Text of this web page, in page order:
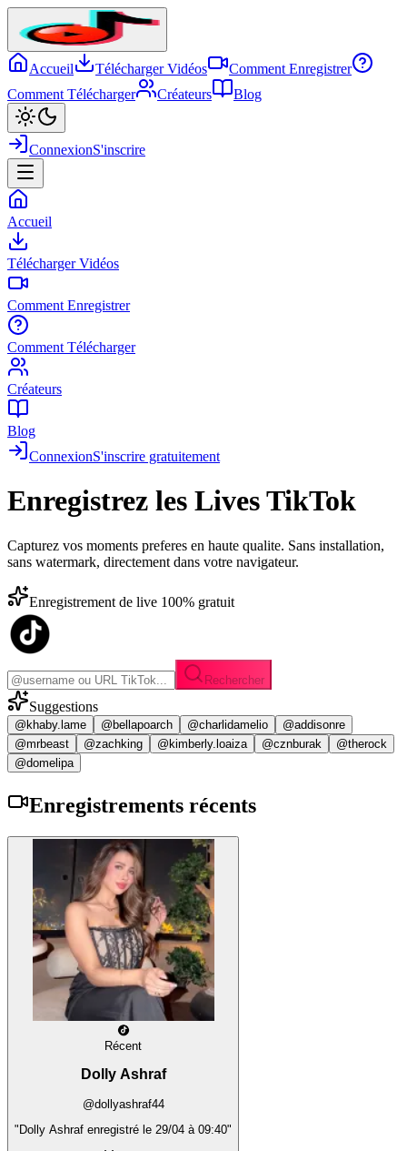
Accueil Télécharger Vidéos
Comment Enregistrer
Comment Télécharger
Créateurs Blog
ConnexionS'inscrire
Accueil
Télécharger Vidéos
Comment Enregistrer
Comment Télécharger
Créateurs
Blog
ConnexionS'inscrire gratuitement
Enregistrez les Lives TikTok
Capturez vos moments preferes en haute qualite. Sans installation,
sans watermark, directement dans votre navigateur.
Enregistrement de live 100% gratuit
Rechercher
Suggestions
@khaby.lame @bellapoarch @charlidamelio
@addisonre
@mrbeast
@zachking @kimberly.loaiza @cznburak
@therock
@domelipa
Enregistrements récents
Récent
Dolly Ashraf
@dollyashraf44
"Dolly Ashraf enregistré le 29/04 à 09:40"